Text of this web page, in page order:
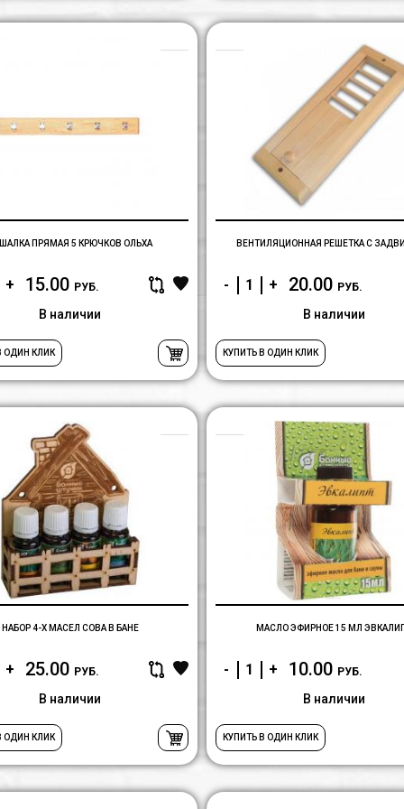
ПРЯМАЯ 5 КРЮЧКОВ ОЛЬХА
+ 15.00 РУБ.
В наличии
ОДИН КЛИК
ВЕНТИЛЯЦИОННАЯ РЕШЕТКА С
+
- 20.00 РУБ.
В наличии
КУПИТЬ В ОДИН КЛИК
НАБОР 4-Х МАСЕЛ СОВА В БАНЕ
+ 25.00 РУБ.
В наличии
ОДИН КЛИК
МАСЛО ЭФИРНОЕ 15 МЛ
+
- 10.00 РУБ.
В наличии
КУПИТЬ В ОДИН КЛИК